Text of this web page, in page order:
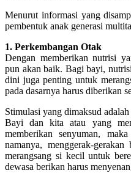
Menurut informasi yang
pembentuk anak generasi
1. Perkembangan Otak
Dengan memberikan nutrisi
pun akan baik. Bagi bayi,
dini juga penting untuk
pada dasarnya harus diberikan
Stimulasi yang dimaksud
Bayi dan kita atau yang
memberikan senyuman,
namanya, menggerak-
merangsang si kecil untuk
dewasa berikan harus